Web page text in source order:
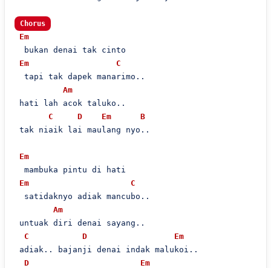
Chorus
Em
  bukan denai tak cinto
Em
C
  tapi tak dapek manarimo..
Am
hati lah acok taluko..
C
D Em
B
tak niaik lai maulang nyo..
Em
  mambuka pintu di hati
Em
C
  satidaknyo adiak mancubo..
Am
untuak diri denai sayang..
C
D
Em
adiak.. bajanji denai indak malukoi..
D
Em